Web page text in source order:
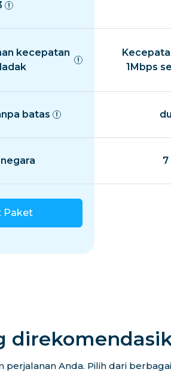
kecepatan
1Mbps
batas
7
Paket
Anda. Pilih dari